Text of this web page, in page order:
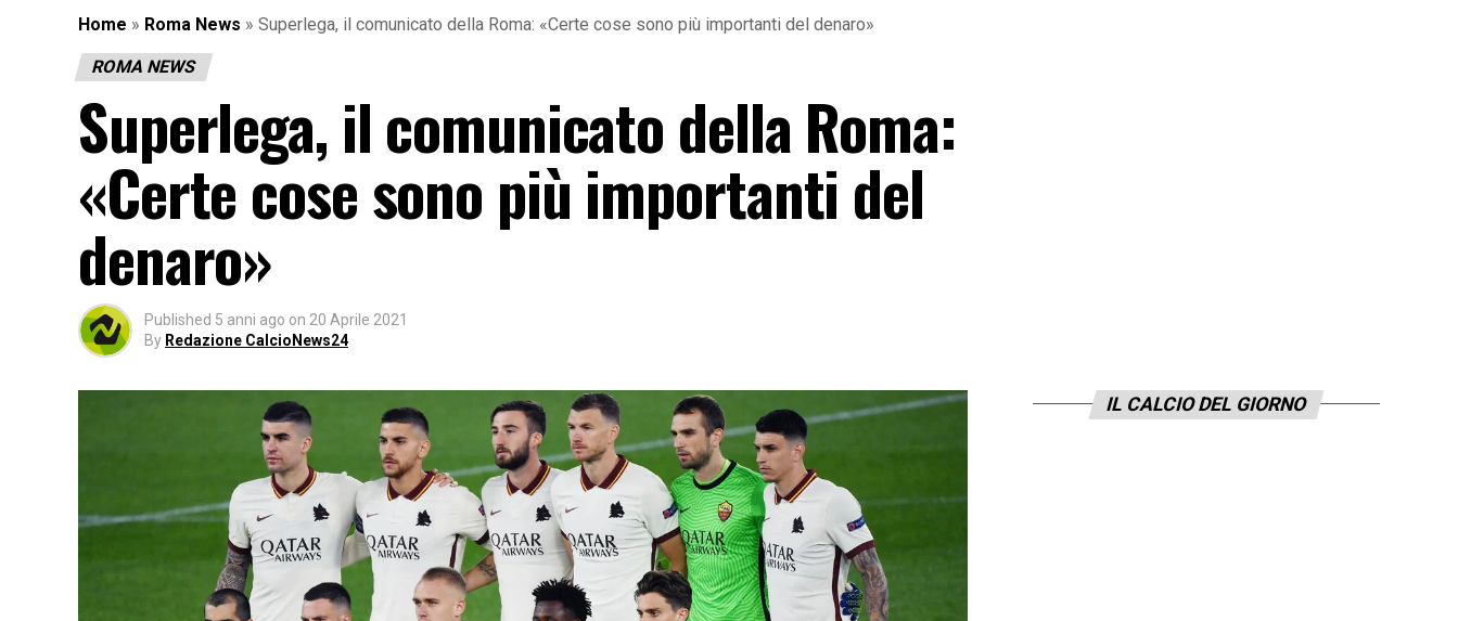
Home » Roma News » Superlega, il comunicato della Roma: «Certe cose sono più importanti del denaro»
ROMA NEWS
Superlega, il comunicato della Roma:
«Certe cose sono più importanti del
denaro»
Published 5 anni ago on 20 Aprile 2021
By Redazione CalcioNews24
IL CALCIO DEL GIORNO